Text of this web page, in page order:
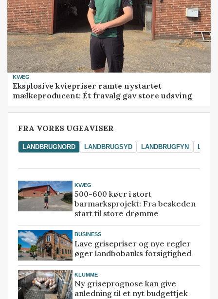
KVÆG
Eksplosive kviepriser ramte nystartet
mælkeproducent: Ét fravalg gav store udsving
FRA VORES UGEAVISER
LANDBRUGNORD LANDBRUGSYD LANDBRUGFYN
KVÆG
500-600 køer i stort
barmarksprojekt: Fra beskeden
start til store drømme
BUSINESS
Lave grisepriser og nye regler
øger landbobanks forsigtighed
KLUMME
Ny griseprognose kan give
anledning til et nyt budgettjek